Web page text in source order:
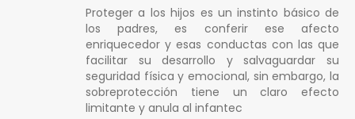
Proteger a los hijos es un instinto básico de
los padres, es conferir ese afecto
enriquecedor y esas conductas con las que
facilitar su desarrollo y salvaguardar su
seguridad física y emocional, sin embargo, la
sobreprotección tiene un claro efecto
limitante y anula al infantec